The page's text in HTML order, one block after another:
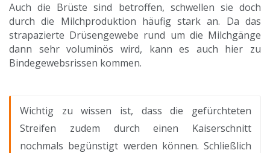
Auch die Brüste sind betroffen, schwellen sie doch
durch die Milchproduktion häufig stark an. Da das
strapazierte Drüsengewebe rund um die Milchgänge
dann sehr voluminös wird, kann es auch hier zu
Bindegewebsrissen kommen.
Wichtig zu wissen ist, dass die gefürchteten
Streifen zudem durch einen Kaiserschnitt
nochmals begünstigt werden können. Schließlich